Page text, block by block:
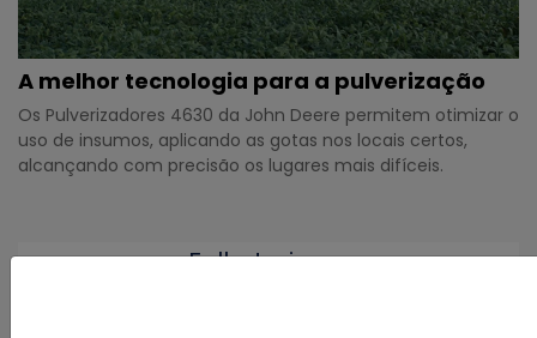
A melhor tecnologia para a pulverização
Os Pulverizadores 4630 da John Deere permitem otimizar o
uso de insumos, aplicando as gotas nos locais certos,
alcançando com precisão os lugares mais difíceis.
Folheteria